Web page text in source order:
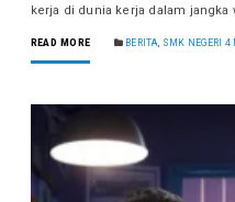
kerja di dunia kerja dalam jangka
READ MORE BERITA SMK NEGERI 4